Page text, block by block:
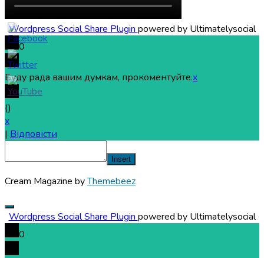
Wordpress Social Share Plugin powered by Ultimatelysocial
0
Буду рада вашим думкам, прокоментуйте.x
()
x
| Відповісти
Insert
Cream Magazine byThemebeez
Wordpress Social Share Plugin powered by Ultimatelysocial
0